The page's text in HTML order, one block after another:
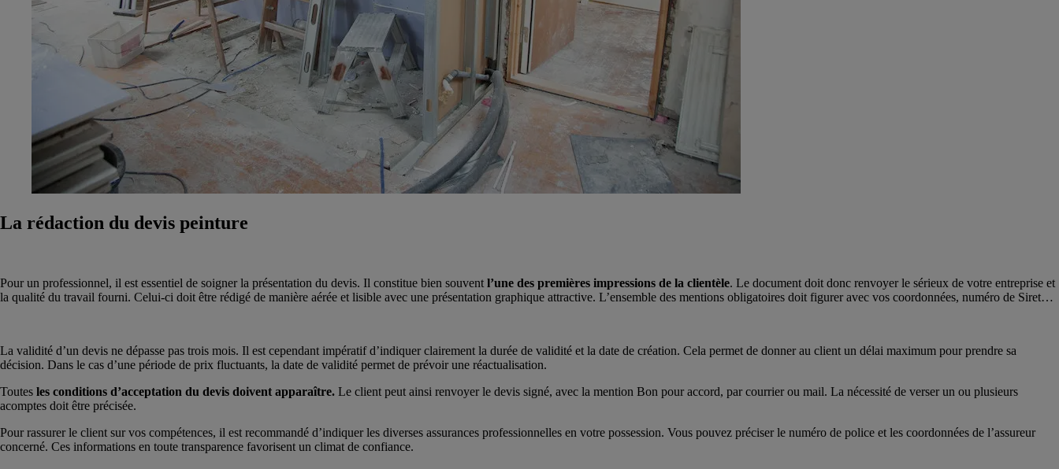
La rédaction du devis peinture
Pour un professionnel, il est essentiel de soigner la présentation du devis. Il constitue bien souvent l’une des premières impressions de la clientèle. Le document doit donc renvoyer le sérieux de votre entreprise et
la qualité du travail fourni. Celui-ci doit être rédigé de manière aérée et lisible avec une présentation graphique attractive. L’ensemble des mentions obligatoires doit figurer avec vos coordonnées, numéro de Siret…
La validité d’un devis ne dépasse pas trois mois. Il est cependant impératif d’indiquer clairement la durée de validité et la date de création. Cela permet de donner au client un délai maximum pour prendre sa
décision. Dans le cas d’une période de prix fluctuants, la date de validité permet de prévoir une réactualisation.
Toutes les conditions d’acceptation du devis doivent apparaître. Le client peut ainsi renvoyer le devis signé, avec la mention Bon pour accord, par courrier ou mail. La nécessité de verser un ou plusieurs
acomptes doit être précisée.
Pour rassurer le client sur vos compétences, il est recommandé d’indiquer les diverses assurances professionnelles en votre possession. Vous pouvez préciser le numéro de police et les coordonnées de l’assureur
concerné. Ces informations en toute transparence favorisent un climat de confiance.